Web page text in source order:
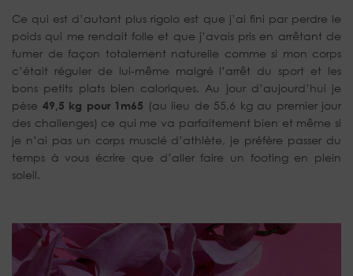
Ce qui est d’autant plus rigolo est que j’ai fini par perdre le
poids qui me rendait folle et que j’avais pris en arrêtant de
fumer de façon totalement naturelle comme si mon corps
c’était réguler de lui-même malgré l’arrêt du sport et les
bons petits plats bien caloriques. Au jour d’aujourd’hui je
pèse 49,5 kg pour 1m65 (au lieu de 55,6 kg au premier jour
des challenges) ce qui me va parfaitement bien et même si
je n’ai pas un corps musclé d’athlète, je préfère passer du
temps à vous écrire que d’aller faire un footing en plein
soleil.